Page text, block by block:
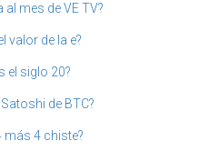
al mes de VE TV?
valor de la e?
el siglo 20?
de BTC?
más 4 chiste?